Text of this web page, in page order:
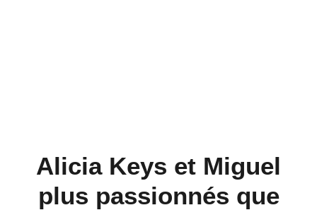
Alicia Keys et Miguel
plus passionnés que